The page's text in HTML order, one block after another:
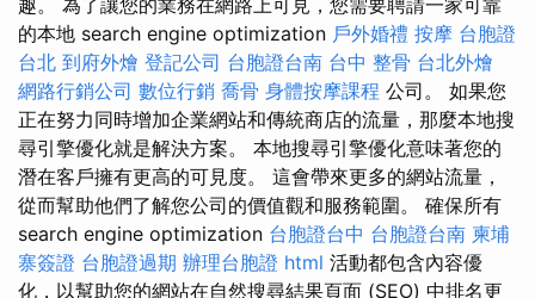
趣。 為了讓您的業務在網路上可見，您需要聘請一家可靠
的本地 search engine optimization 戶外婚禮 按摩 台胞證
台北 到府外燴 登記公司 台胞證台南 台中 整骨 台北外燴
網路行銷公司 數位行銷 喬骨 身體按摩課程 公司。 如果您
正在努力同時增加企業網站和傳統商店的流量，那麼本地搜
尋引擎優化就是解決方案。 本地搜尋引擎優化意味著您的
潛在客戶擁有更高的可見度。 這會帶來更多的網站流量，
從而幫助他們了解您公司的價值觀和服務範圍。 確保所有
search engine optimization 台胞證台中 台胞證台南 柬埔
寨簽證 台胞證過期 辦理台胞證 html 活動都包含內容優
化，以幫助您的網站在自然搜尋結果頁面 (SEO) 中排名更